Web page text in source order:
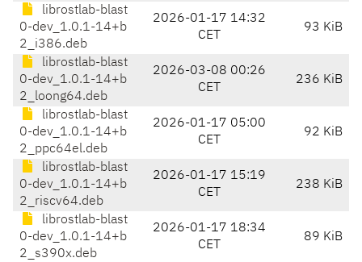
librostlab-blast
0-dev_1.0.1-14+b
2_i386.deb
2026-01-17 14:32
CET
93 KiB
librostlab-blast
0-dev_1.0.1-14+b
2_loong64.deb
2026-03-08 00:26
CET
236 KiB
librostlab-blast
0-dev_1.0.1-14+b
2_ppc64el.deb
2026-01-17 05:00
CET
92 KiB
librostlab-blast
0-dev_1.0.1-14+b
2_riscv64.deb
2026-01-17 15:19
CET
238 KiB
librostlab-blast
0-dev_1.0.1-14+b
2_s390x.deb
2026-01-17 18:34
CET
89 KiB